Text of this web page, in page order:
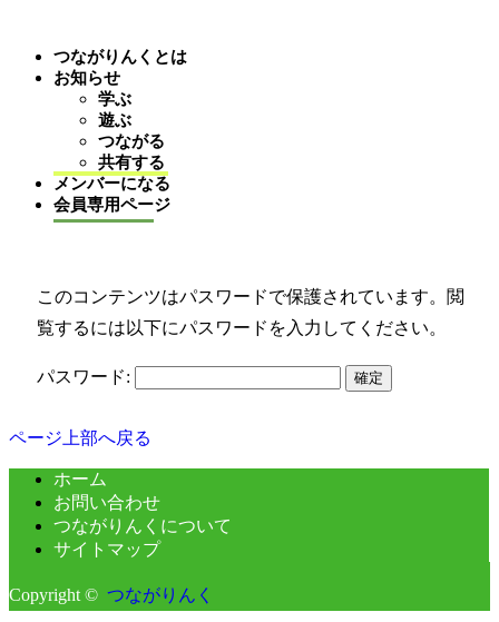
つながりんくとは
お知らせ
学ぶ
遊ぶ
つながる
共有する
メンバーになる
会員専用ページ
保護中: test
このコンテンツはパスワードで保護されています。閲
覧するには以下にパスワードを入力してください。
パスワード:
ページ上部へ戻る
ホーム
お問い合わせ
つながりんくについて
サイトマップ
Copyright © つながりんく